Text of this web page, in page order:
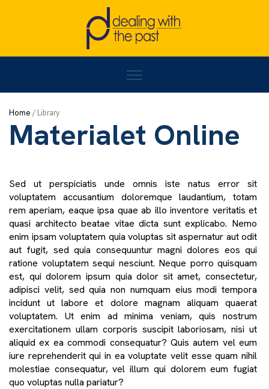
Home / Library
Materialet Online
Sed ut perspiciatis unde omnis iste natus error sit
voluptatem accusantium doloremque laudantium, totam
rem aperiam, eaque ipsa quae ab illo inventore veritatis et
quasi architecto beatae vitae dicta sunt explicabo. Nemo
enim ipsam voluptatem quia voluptas sit aspernatur aut odit
aut fugit, sed quia consequuntur magni dolores eos qui
ratione voluptatem sequi nesciunt. Neque porro quisquam
est, qui dolorem ipsum quia dolor sit amet, consectetur,
adipisci velit, sed quia non numquam eius modi tempora
incidunt ut labore et dolore magnam aliquam quaerat
voluptatem. Ut enim ad minima veniam, quis nostrum
exercitationem ullam corporis suscipit laboriosam, nisi ut
aliquid ex ea commodi consequatur? Quis autem vel eum
iure reprehenderit qui in ea voluptate velit esse quam nihil
molestiae consequatur, vel illum qui dolorem eum fugiat
quo voluptas nulla pariatur?